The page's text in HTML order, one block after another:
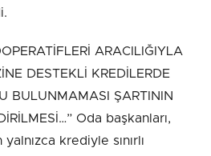
ARACILIĞIYLA
DESTEKLİ KREDİLERDE
BULUNMAMASI ŞARTININ
Oda başkanları,
krediyle sınırlı